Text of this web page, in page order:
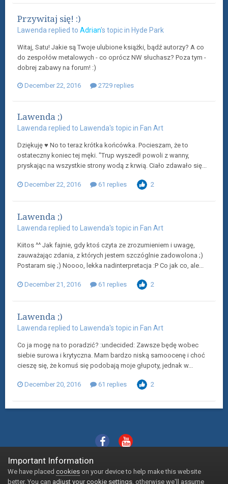
Przywitaj się! :)
Lawenda replied to Adrian's topic in Hyde Park
Witaj, Satu! Jakie są Twoje ulubione książki, bądź autorzy? A co
do zespołów metalowych - co oprócz NW słuchasz? Poza tym -
dobrej zabawy na forum! :)
December 22, 2016 2729 replies
Lawenda ;)
Lawenda replied to Lawenda's topic in Fan Art
Dziękuję ♥ No to teraz krótka końcówka. Pocieszam, że to
ostateczny koniec tej męki. "Trup wyszedł powoli z wanny,
pryskając na wszystkie strony wodą z krwią. Ciało zdawało się...
December 22, 2016 61 replies 2
Lawenda ;)
Lawenda replied to Lawenda's topic in Fan Art
Kiitos ^^ Jak fajnie, gdy ktoś czyta ze zrozumieniem i uwagę,
zauważając zdania, z których jestem szczóglnie zadowolona ;)
Postaram się ;) Noooo, lekka nadinterpretacja :P Co jak co, ale...
December 21, 2016 61 replies 2
Lawenda ;)
Lawenda replied to Lawenda's topic in Fan Art
Co ja mogę na to poradzić? :undecided: Zawsze będę wobec
siebie surowa i krytyczna. Mam bardzo niską samoocenę i choć
cieszę się, że komuś się podobają moje głupoty, jednak w...
December 20, 2016 61 replies 2
Language
Powered by Invision Community
Important Information
We have placed cookies on your device to help make this website
better. You can adjust your cookie settings, otherwise we'll assume